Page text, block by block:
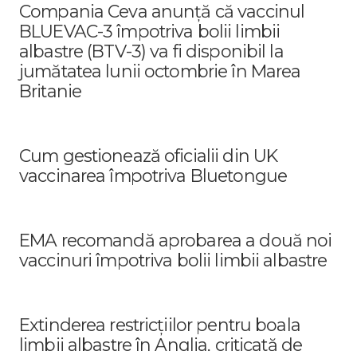
Compania Ceva anunță că vaccinul
BLUEVAC-3 împotriva bolii limbii
albastre (BTV-3) va fi disponibil la
jumătatea lunii octombrie în Marea
Britanie
Cum gestionează oficialii din UK
vaccinarea împotriva Bluetongue
EMA recomandă aprobarea a două noi
vaccinuri împotriva bolii limbii albastre
Extinderea restricțiilor pentru boala
limbii albastre în Anglia, criticată de